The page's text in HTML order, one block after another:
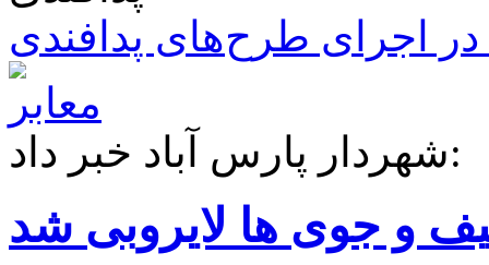
اجرای طرح‌های پدافندی
شهردار پارس آباد خبر داد:
و جوی ها لایروبی شد